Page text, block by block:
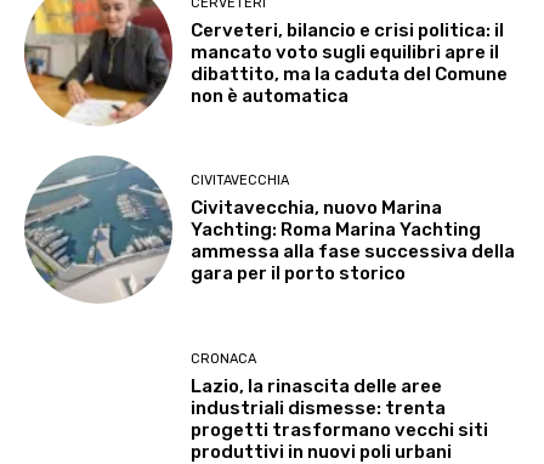
Cerveteri, bilancio e crisi politica: il
mancato voto sugli equilibri apre il
dibattito, ma la caduta del Comune
non è automatica
CIVITAVECCHIA
Civitavecchia, nuovo Marina
Yachting: Roma Marina Yachting
ammessa alla fase successiva della
gara per il porto storico
CRONACA
Lazio, la rinascita delle aree
industriali dismesse: trenta
progetti trasformano vecchi siti
produttivi in nuovi poli urbani